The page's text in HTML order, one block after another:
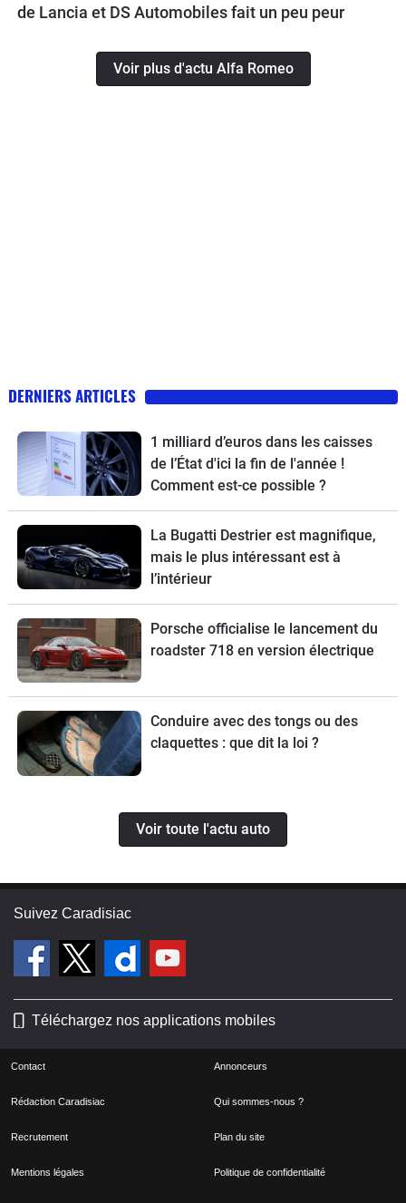
de Lancia et DS Automobiles fait un peu peur
Voir plus d'actu Alfa Romeo
DERNIERS ARTICLES
1 milliard d’euros dans les caisses
de l’État d'ici la fin de l'année !
Comment est-ce possible ?
La Bugatti Destrier est magnifique,
mais le plus intéressant est à
l’intérieur
Porsche officialise le lancement du
roadster 718 en version électrique
Conduire avec des tongs ou des
claquettes : que dit la loi ?
Voir toute l'actu auto
Suivez Caradisiac
Téléchargez nos applications mobiles
Contact Annonceurs
Rédaction Caradisiac Qui sommes-nous ?
Recrutement Plan du site
Mentions légales Politique de confidentialité